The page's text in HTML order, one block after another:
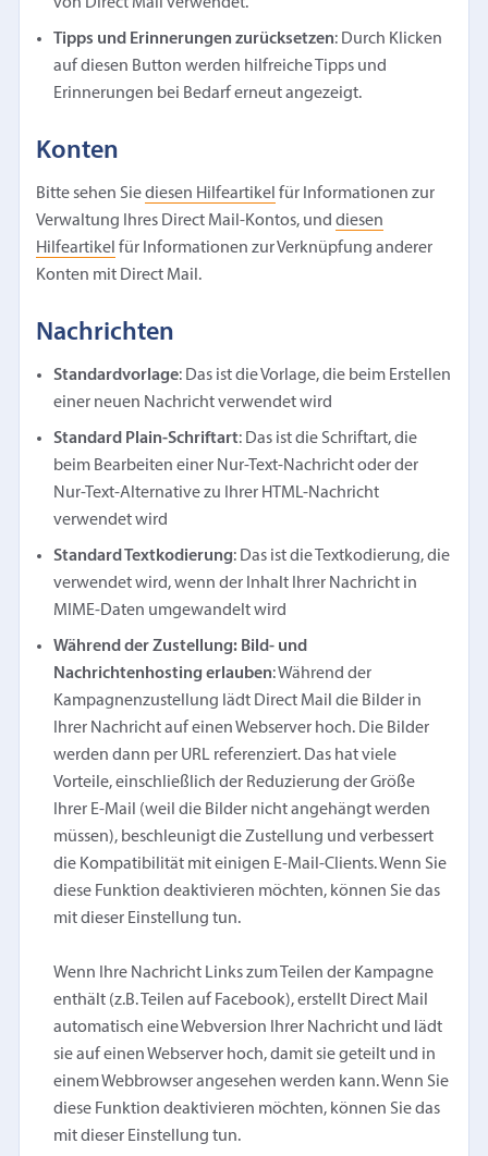
Tipps und Erinnerungen zurücksetzen: Durch Klicken
auf diesen Button werden hilfreiche Tipps und
Erinnerungen bei Bedarf erneut angezeigt.
Konten
Bitte sehen Siediesen Hilfeartikel für Informationen zur
Verwaltung Ihres Direct Mail-Kontos, unddiesen
Hilfeartikel für Informationen zur Verknüpfung anderer
Konten mit Direct Mail.
Nachrichten
Standardvorlage: Das ist die Vorlage, die beim Erstellen
einer neuen Nachricht verwendet wird
Standard Plain-Schriftart: Das ist die Schriftart, die
beim Bearbeiten einer Nur-Text-Nachricht oder der
Nur-Text-Alternative zu Ihrer HTML-Nachricht
verwendet wird
Standard Textkodierung: Das ist die Textkodierung, die
verwendet wird, wenn der Inhalt Ihrer Nachricht in
MIME-Daten umgewandelt wird
Während der Zustellung: Bild- und
Nachrichtenhosting erlauben: Während der
Kampagnenzustellung lädt Direct Mail die Bilder in
Ihrer Nachricht auf einen Webserver hoch. Die Bilder
werden dann per URL referenziert. Das hat viele
Vorteile, einschließlich der Reduzierung der Größe
Ihrer E-Mail (weil die Bilder nicht angehängt werden
müssen), beschleunigt die Zustellung und verbessert
die Kompatibilität mit einigen E-Mail-Clients. Wenn Sie
diese Funktion deaktivieren möchten, können Sie das
mit dieser Einstellung tun.
Wenn Ihre Nachricht Links zum Teilen der Kampagne
enthält (z.B. Teilen auf Facebook), erstellt Direct Mail
automatisch eine Webversion Ihrer Nachricht und lädt
sie auf einen Webserver hoch, damit sie geteilt und in
einem Webbrowser angesehen werden kann. Wenn Sie
diese Funktion deaktivieren möchten, können Sie das
mit dieser Einstellung tun.